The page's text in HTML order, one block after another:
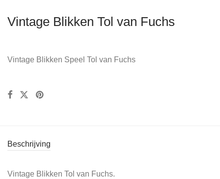
Vintage Blikken Tol van Fuchs
Vintage Blikken Speel Tol van Fuchs
Beschrijving
Vintage Blikken Tol van Fuchs.